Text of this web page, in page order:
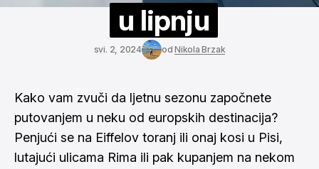
u lipnju
svi. 2, 2024 od Nikola Brzak
Kako vam zvuči da ljetnu sezonu započnete
putovanjem u neku od europskih destinacija?
Penjući se na Eiffelov toranj ili onaj kosi u Pisi,
lutajući ulicama Rima ili pak kupanjem na nekom